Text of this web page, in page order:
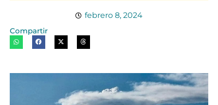
febrero 8, 2024
Compartir